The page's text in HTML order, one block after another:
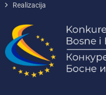
Realizacija